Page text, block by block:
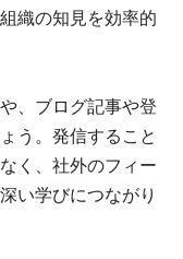
織の知見を効率的
、ブログ記事や登
う。発信すること
く、社外のフィー
い学びにつながり